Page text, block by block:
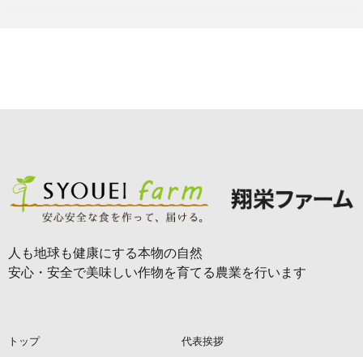
人も地球も健康にする本物の自然
安心・安全で美味しい作物を育てる農業を行います
トップ 代表挨拶